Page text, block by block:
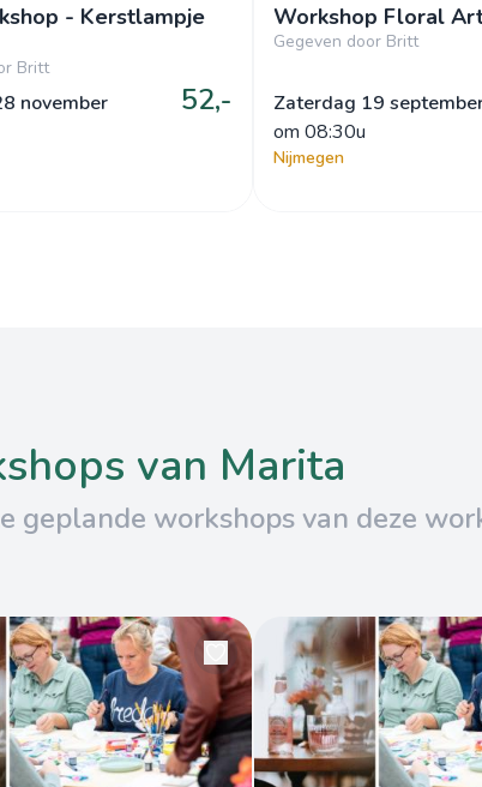
- Kerstlampje
Britt
november
52,-
Workshop Floral
Gegeven door Britt
Zaterdag 19
om 08:30u
Nijmegen
van Marita
geplande workshops van deze